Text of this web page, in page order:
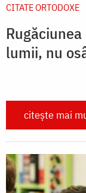
CITATE ORTODOXE
lumii, nu
citește mai